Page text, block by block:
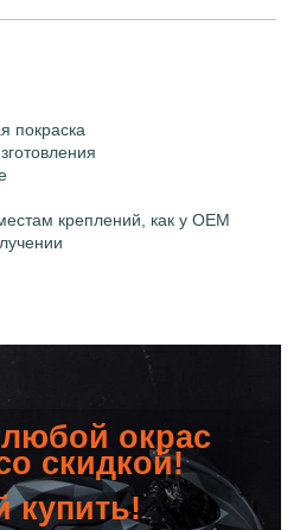
покраска
креплений, как у OEM
окрас
скидкой!
купить!